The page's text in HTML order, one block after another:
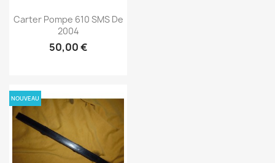
Carter Pompe 610 SMS De
2004
50,00 €
NOUVEAU